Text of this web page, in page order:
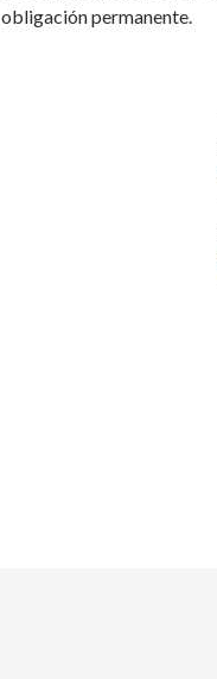
obligación permanente.